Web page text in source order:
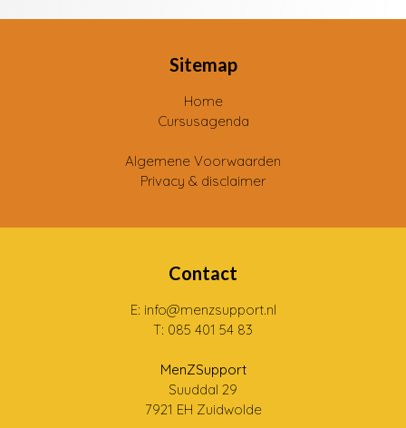
Sitemap
Home
Cursusagenda
Algemene Voorwaarden
Privacy & disclaimer
Contact
E: info@menzsupport.nl
T: 085 401 54 83
MenZSupport
Suuddal 29
7921 EH Zuidwolde